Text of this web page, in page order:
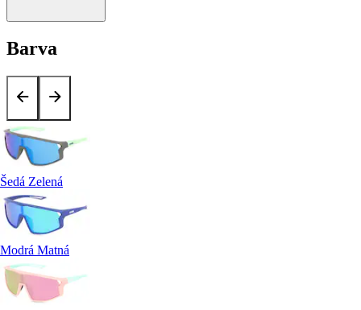
Barva
Šedá Zelená
Modrá Matná